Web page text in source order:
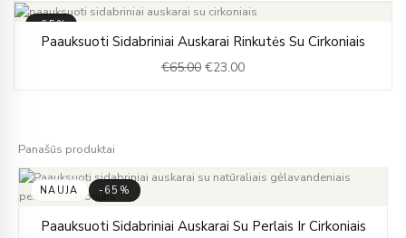
-65%
Paauksuoti Sidabriniai Auskarai Rinkutės Su Cirkoniais
€65.00
price
was:
€23.00
price
is:
Panašūs produktai
NAUJA -65%
Paauksuoti Sidabriniai Auskarai Su Perlais Ir Cirkoniais
price
price